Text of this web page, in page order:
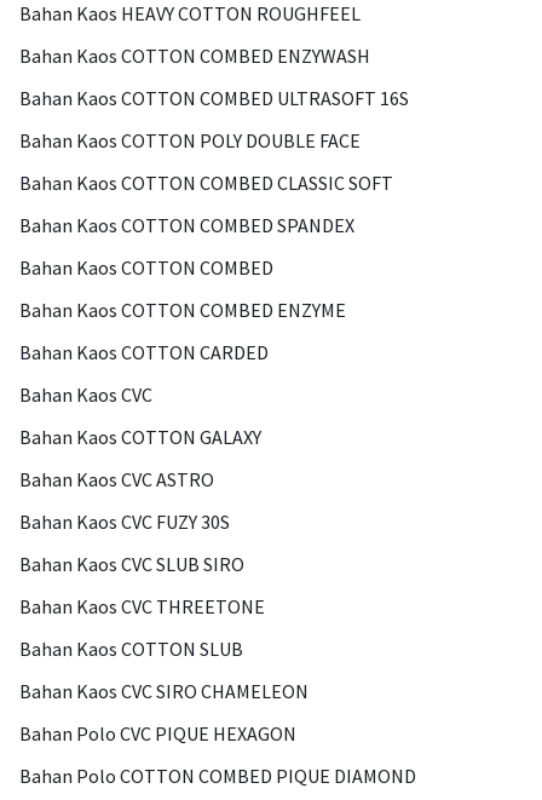
Bahan Kaos HEAVY COTTON ROUGHFEEL
Bahan Kaos COTTON COMBED ENZYWASH
Bahan Kaos COTTON COMBED ULTRASOFT 16S
Bahan Kaos COTTON POLY DOUBLE FACE
Bahan Kaos COTTON COMBED CLASSIC SOFT
Bahan Kaos COTTON COMBED SPANDEX
Bahan Kaos COTTON COMBED
Bahan Kaos COTTON COMBED ENZYME
Bahan Kaos COTTON CARDED
Bahan Kaos CVC
Bahan Kaos COTTON GALAXY
Bahan Kaos CVC ASTRO
Bahan Kaos CVC FUZY 30S
Bahan Kaos CVC SLUB SIRO
Bahan Kaos CVC THREETONE
Bahan Kaos COTTON SLUB
Bahan Kaos CVC SIRO CHAMELEON
Bahan Polo CVC PIQUE HEXAGON
Bahan Polo COTTON COMBED PIQUE DIAMOND